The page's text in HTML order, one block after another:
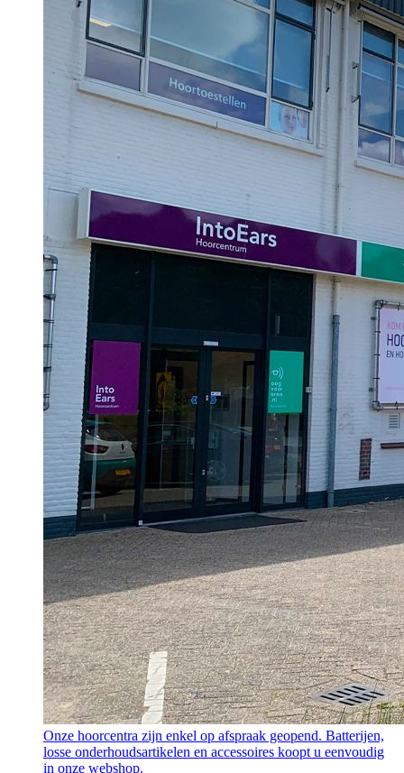
Onze hoorcentra zijn enkel op afspraak geopend. Batterijen,
losse onderhoudsartikelen en accessoires koopt u eenvoudig
in onze webshop.